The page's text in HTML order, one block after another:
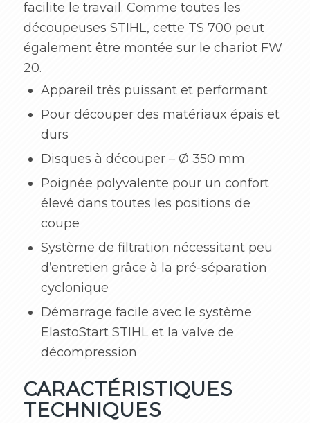
facilite le travail. Comme toutes les
découpeuses STIHL, cette TS 700 peut
également être montée sur le chariot FW
20.
Appareil très puissant et performant
Pour découper des matériaux épais et
durs
Disques à découper – Ø 350 mm
Poignée polyvalente pour un confort
élevé dans toutes les positions de
coupe
Système de filtration nécessitant peu
d’entretien grâce à la pré-séparation
cyclonique
Démarrage facile avec le système
ElastoStart STIHL et la valve de
décompression
CARACTÉRISTIQUES
TECHNIQUES